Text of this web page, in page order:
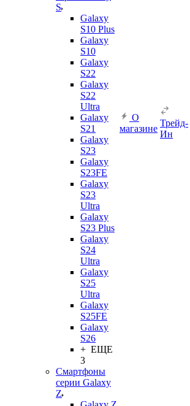
S
Galaxy
S10 Plus
Galaxy
S10
Galaxy
S22
Galaxy
S22
Ultra
Galaxy
S21
Galaxy
S23
Galaxy
S23FE
Galaxy
S23
Ultra
Galaxy
S23 Plus
Galaxy
S24
Ultra
Galaxy
S25
Ultra
Galaxy
S25FE
Galaxy
S26
+ ЕЩЕ
3
Смартфоны
серии Galaxy
Z
О
магазине
Трейд-
Ин